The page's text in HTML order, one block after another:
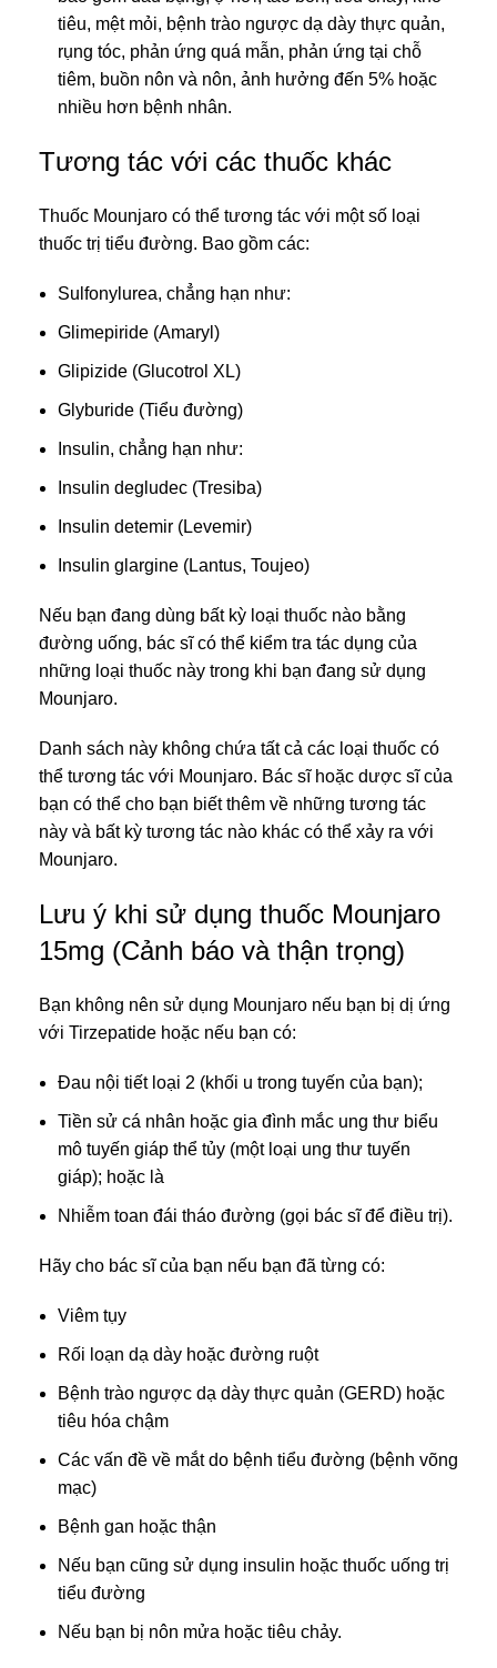
tiêu, mệt mỏi, bệnh trào ngược dạ dày thực quản,
rụng tóc, phản ứng quá mẫn, phản ứng tại chỗ
tiêm, buồn nôn và nôn, ảnh hưởng đến 5% hoặc
nhiều hơn bệnh nhân.
Tương tác với các thuốc khác
Thuốc Mounjaro có thể tương tác với một số loại
thuốc trị tiểu đường. Bao gồm các:
Sulfonylurea, chẳng hạn như:
Glimepiride (Amaryl)
Glipizide (Glucotrol XL)
Glyburide (Tiểu đường)
Insulin, chẳng hạn như:
Insulin degludec (Tresiba)
Insulin detemir (Levemir)
Insulin glargine (Lantus, Toujeo)
Nếu bạn đang dùng bất kỳ loại thuốc nào bằng
đường uống, bác sĩ có thể kiểm tra tác dụng của
những loại thuốc này trong khi bạn đang sử dụng
Mounjaro.
Danh sách này không chứa tất cả các loại thuốc có
thể tương tác với Mounjaro. Bác sĩ hoặc dược sĩ của
bạn có thể cho bạn biết thêm về những tương tác
này và bất kỳ tương tác nào khác có thể xảy ra với
Mounjaro.
Lưu ý khi sử dụng thuốc Mounjaro
15mg (Cảnh báo và thận trọng)
Bạn không nên sử dụng Mounjaro nếu bạn bị dị ứng
với Tirzepatide hoặc nếu bạn có:
Đau nội tiết loại 2 (khối u trong tuyến của bạn);
Tiền sử cá nhân hoặc gia đình mắc ung thư biểu
mô tuyến giáp thể tủy (một loại ung thư tuyến
giáp); hoặc là
Nhiễm toan đái tháo đường (gọi bác sĩ để điều trị).
Hãy cho bác sĩ của bạn nếu bạn đã từng có:
Viêm tụy
Rối loạn dạ dày hoặc đường ruột
Bệnh trào ngược dạ dày thực quản (GERD) hoặc
tiêu hóa chậm
Các vấn đề về mắt do bệnh tiểu đường (bệnh võng
mạc)
Bệnh gan hoặc thận
Nếu bạn cũng sử dụng insulin hoặc thuốc uống trị
tiểu đường
Nếu bạn bị nôn mửa hoặc tiêu chảy.